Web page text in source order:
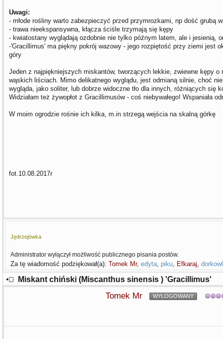
Uwagi:
- młode rośliny warto zabezpieczyć przed przymrozkami, np dość grubą
- trawa nieekspansywna, kłącza ściśle trzymają się kępy
- kwiatostany wyglądają ozdobnie nie tylko późnym latem, ale i jesienią,
-'Gracillimus' ma piękny pokrój wazowy - jego rozpiętość przy ziemi jest
góry
Jeden z najpiękniejszych miskantów, tworzących lekkie, zwiewne kępy
wąskich liściach. Mimo delikatnego wyglądu, jest odmianą silnie, choć
wygląda, jako soliter, lub dobrze widoczne tło dla innych, różniących się
Widziałam też żywopłot z Gracillimusów - coś niebywałego! Wspaniała
W moim ogrodzie rośnie ich kilka, m.in strzegą wejścia na skalną górkę
fot.10.08.2017r
Jędrzejówka
Administrator wyłączył możliwość publicznego pisania postów.
Za tę wiadomość podziękował(a): Tomek Mr, edyta, piku, Efkaraj,
Miskant chiński (Miscanthus sinensis ) 'Gracillimus'
Tomek Mr WYLOGOWANY